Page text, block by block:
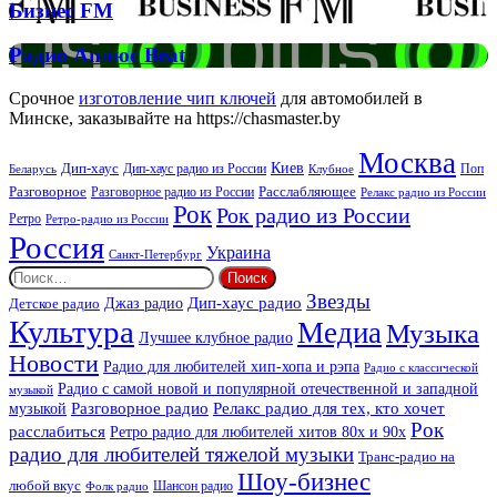
Бизнес
Бизнес FM
Радио
Аплюс
Beat
Радио Аплюс Beat
Срочное изготовление чип ключей для автомобилей в
Минске, заказывайте на https://chasmaster.by
Беларусь Дип-хаус Дип-хаус радио из России Киев Клубное Москва Поп
Разговорное Разговорное радио из России Расслабляющее Релакс радио из России
Ретро Ретро-радио из России РокРок радио из России
Россия Санкт-Петербург Украина
Найти:
Детское радио Джаз радио Дип-хаус радио Звезды
Культура Лучшее клубное радио МедиаМузыка
Новости Радио для любителей хип-хопа и рэпа Радио с классической
музыкой Радио с самой новой и популярной отечественной и западной
музыкой Разговорное радио Релакс радио для тех, кто хочет
расслабиться Ретро радио для любителей хитов 80х и 90х Рок
радио для любителей тяжелой музыки Транс-радио на
любой вкус Фолк радио Шансон радио Шоу-бизнес